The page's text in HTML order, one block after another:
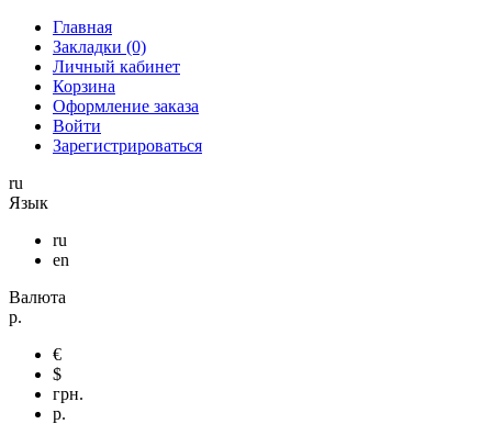
Главная
Закладки (0)
Личный кабинет
Корзина
Оформление заказа
Войти
Зарегистрироваться
ru
Язык
ru
en
Валюта
р.
€
$
грн.
р.